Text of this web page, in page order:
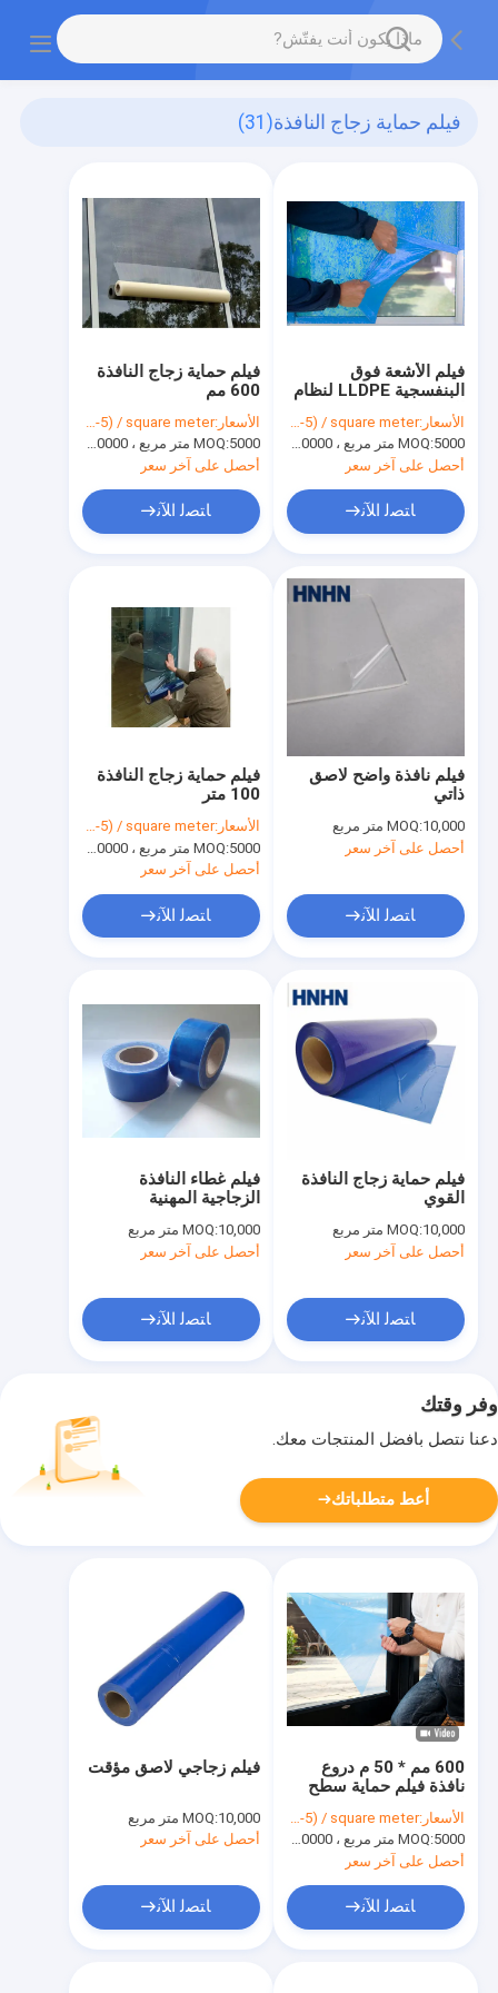
فيلم حماية زجاج النافذة(31)
فيلم حماية زجاج النافذة
600 مم
الأسعار:USD(0.03-5) / square meter
MOQ:5000 متر مربع ، 10000 متر مربع مع الطباعة
أحصل على آخر سعر
ﺎﺘﺼﻟ ﺍﻶﻧ
فيلم الأشعة فوق
البنفسجية LLDPE لنظام
التشغيل Windows
الأسعار:USD(0.03-5) / square meter
MOQ:5000 متر مربع ، 10000 متر مربع مع الطباعة
أحصل على آخر سعر
ﺎﺘﺼﻟ ﺍﻶﻧ
فيلم حماية زجاج النافذة
100 متر
الأسعار:USD(0.03-5) / square meter
MOQ:5000 متر مربع ، 10000 متر مربع مع الطباعة
أحصل على آخر سعر
ﺎﺘﺼﻟ ﺍﻶﻧ
فيلم نافذة واضح لاصق
ذاتي
MOQ:10,000 متر مربع
أحصل على آخر سعر
ﺎﺘﺼﻟ ﺍﻶﻧ
فيلم غطاء النافذة
الزجاجية المهنية
MOQ:10,000 متر مربع
أحصل على آخر سعر
ﺎﺘﺼﻟ ﺍﻶﻧ
فيلم حماية زجاج النافذة
القوي
MOQ:10,000 متر مربع
أحصل على آخر سعر
ﺎﺘﺼﻟ ﺍﻶﻧ
وفر وقتك
دعنا نتصل بأفضل المنتجات معك.
أعط متطلباتك
فيلم زجاجي لاصق مؤقت
MOQ:10,000 متر مربع
أحصل على آخر سعر
ﺎﺘﺼﻟ ﺍﻶﻧ
600 مم * 50 م دروع
نافذة فيلم حماية سطح
الزجاج المؤقت
الأسعار:USD(0.03-5) / square meter
MOQ:5000 متر مربع ، 10000 متر مربع مع الطباعة
أحصل على آخر سعر
ﺎﺘﺼﻟ ﺍﻶﻧ